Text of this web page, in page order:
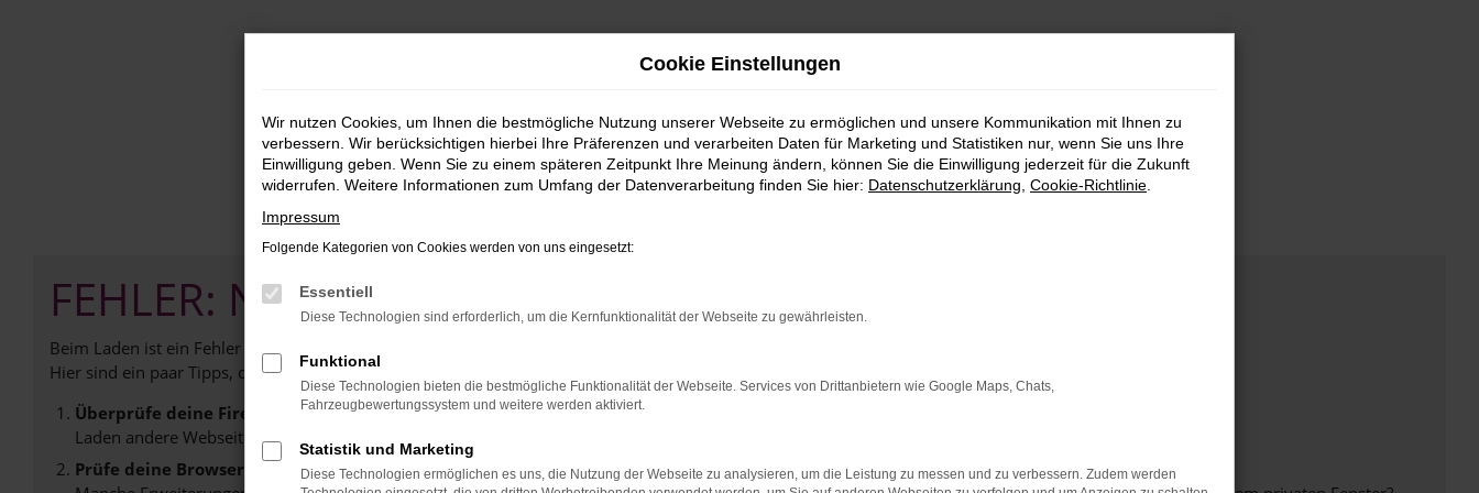
FEHLER: NETWORK ERROR
Beim Laden ist ein Fehler aufgetreten.
Hier sind ein paar Tipps, die dir helfen können:
Überprüfe deine Firewall und deine Internetverbindung.
Laden andere Webseiten, zum Beispiel deine Suchmaschine?
Prüfe deine Browsererweiterungen.
Cookie Einstellungen
Wir nutzen Cookies, um Ihnen die bestmögliche Nutzung unserer Webseite zu ermöglichen und unsere Kommunikation mit Ihnen zu
verbessern. Wir berücksichtigen hierbei Ihre Präferenzen und verarbeiten Daten für Marketing und Statistiken nur, wenn Sie uns Ihre
Einwilligung geben. Wenn Sie zu einem späteren Zeitpunkt Ihre Meinung ändern, können Sie die Einwilligung jederzeit für die Zukunft
widerrufen. Weitere Informationen zum Umfang der Datenverarbeitung finden Sie hier: Datenschutzerklärung Cookie-Richtlinie
Impressum
Folgende Kategorien von Cookies werden von uns eingesetzt:
Essentiell
Diese Technologien sind erforderlich, um die Kernfunktionalität der Webseite zu gewährleisten.
Funktional
Diese Technologien bieten die bestmögliche Funktionalität der Webseite. Services von Drittanbietern wie Google Maps, Chats,
Fahrzeugbewertungssystem und weitere werden aktiviert.
Statistik und Marketing
Diese Technologien ermöglichen es uns, die Nutzung der Webseite zu analysieren, um die Leistung zu messen und zu verbessern. Zudem werden